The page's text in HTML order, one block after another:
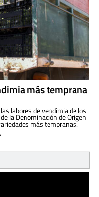
más temprana
labores de vendimia de los
la Denominación de Origen
más tempranas.